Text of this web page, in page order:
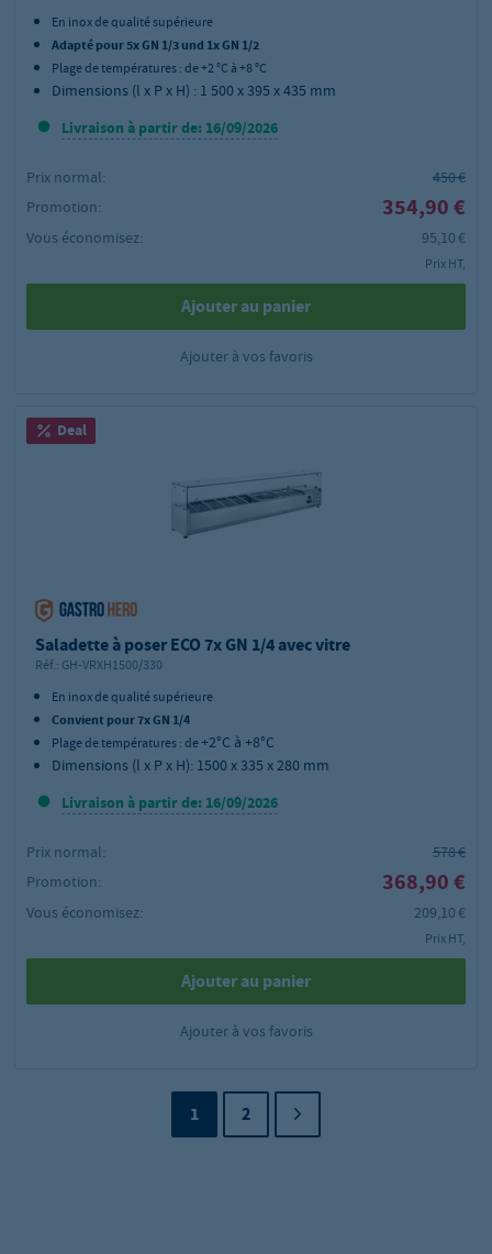
En inox de qualité supérieure
Adapté pour 5x GN 1/3 und 1x GN 1/2
Plage de températures : de+2 °C à +8 °C
Dimensions (l x P x H) : 1 500 x 395 x 435 mm
Livraison à partir de: 16/09/2026
Prix normal:
450 €
Promotion:
354,90 €
Vous économisez: 95,10 €
Prix HT,
Ajouter au panier
Ajouter à vos favoris
Deal
Saladette à poser ECO 7x GN 1/4 avec vitre
Réf.: GH-VRXH1500/330
En inox de qualité supérieure
Convient pour 7x GN 1/4
Plage de températures : de+2°C à +8°C
Dimensions (l x P x H): 1500 x 335 x 280 mm
Livraison à partir de: 16/09/2026
Prix normal:
578 €
Promotion:
368,90 €
Vous économisez: 209,10 €
Prix HT,
Ajouter au panier
Ajouter à vos favoris
1 2